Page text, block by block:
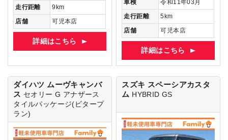
走行距離
9km
店舗
可児本店
詳細はこちら
車検
令和11年03月
走行距離
5km
店舗
可児本店
詳細はこちら
ダイハツ ムーヴキャンバ
ス セオリー G アナザース
タイルパッケージ(ビタープ
ラン)
スズキ スペーシアカスタ
ム HYBRID GS